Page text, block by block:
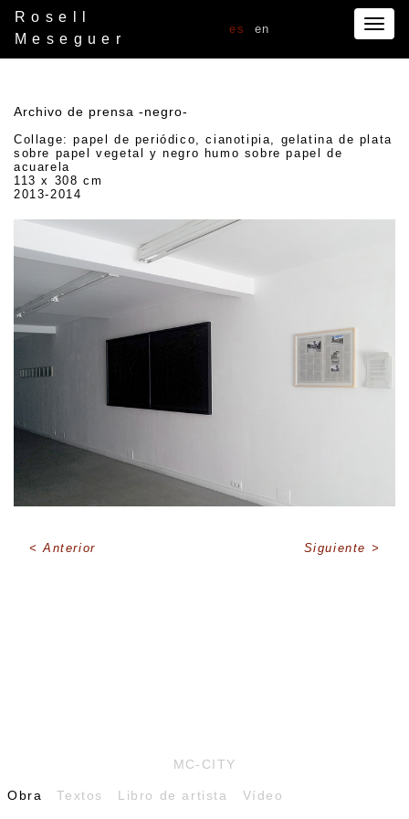
Rosell
Meseguer
es en
MC-CITY
Obra Textos Libro de artista Vídeo
Archivo de prensa -negro-
Collage: papel de periódico, cianotipia, gelatina de plata
sobre papel vegetal y negro humo sobre papel de
acuarela
113 x 308 cm
2013-2014
Anterior Siguiente